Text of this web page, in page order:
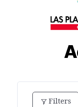
Filters